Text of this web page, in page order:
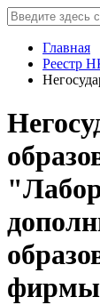
Главная
Реестр